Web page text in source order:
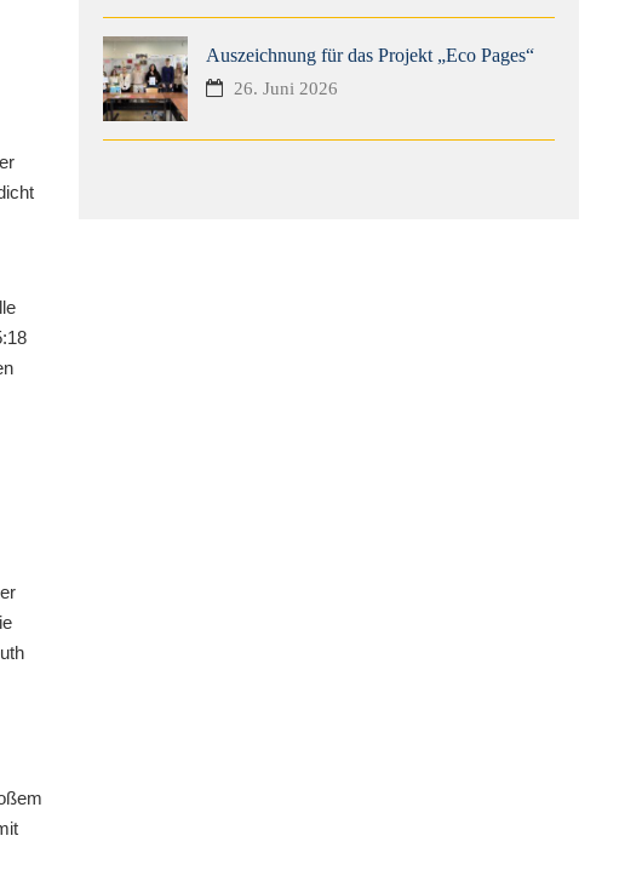
Auszeichnung für das Projekt „Eco Pages“
26. Juni 2026